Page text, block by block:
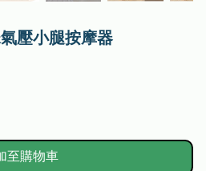
壓小腿按摩器
至購物車